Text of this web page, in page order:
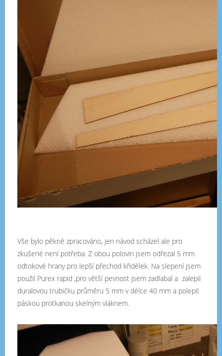
Vše bylo pěkně zpracováno, jen návod scházel ale pro
zkušené není potřeba. Z obou polovin jsem odřezal 5 mm
odtokové hrany pro lepší přechod křidélek. Na slepení jsem
použil Purex rapid ,pro větší pevnost jsem zadlabal a zalepil
duralovou trubičku průměru 5 mm v délce 40 mm a polepil
páskou protkanou skelným vláknem.